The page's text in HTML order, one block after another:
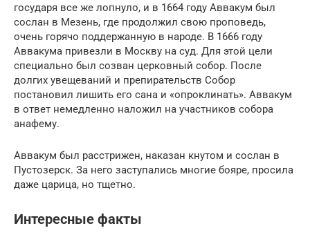
государя все же лопнуло, и в 1664 году Аввакум был
сослан в Мезень, где продолжил свою проповедь,
очень горячо поддержанную в народе. В 1666 году
Аввакума привезли в Москву на суд. Для этой цели
специально был созван церковный собор. После
долгих увещеваний и препирательств Собор
постановил лишить его сана и «опроклинать». Аввакум
в ответ немедленно наложил на участников собора
анафему.
Аввакум был расстрижен, наказан кнутом и сослан в
Пустозерск. За него заступались многие бояре, просила
даже царица, но тщетно.
Интересные факты